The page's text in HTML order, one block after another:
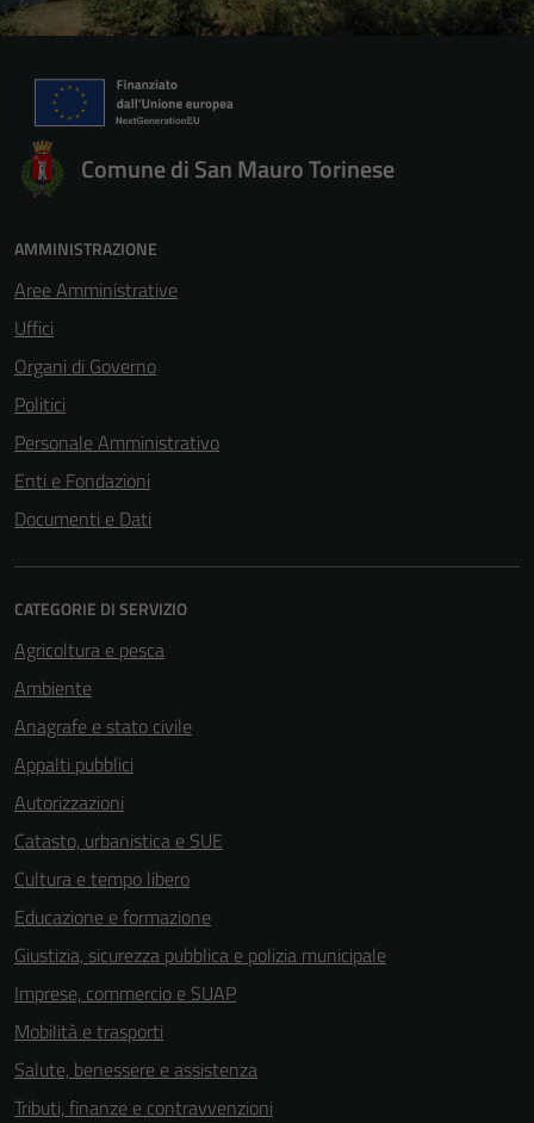
Comune di San Mauro Torinese
AMMINISTRAZIONE
Aree Amministrative
Uffici
Organi di Governo
Politici
Personale Amministrativo
Enti e Fondazioni
Documenti e Dati
CATEGORIE DI SERVIZIO
Agricoltura e pesca
Ambiente
Anagrafe e stato civile
Appalti pubblici
Autorizzazioni
Catasto, urbanistica e SUE
Cultura e tempo libero
Educazione e formazione
Giustizia, sicurezza pubblica e polizia municipale
Imprese, commercio e SUAP
Mobilità e trasporti
Salute, benessere e assistenza
Tributi, finanze e contravvenzioni